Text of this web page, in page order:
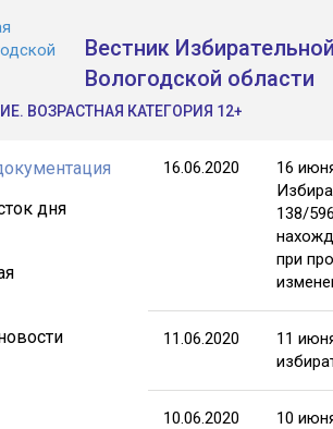
Вестник
Вологодской области
ВОЗРАСТНАЯ КАТЕГОРИЯ 12+
дня
16.06.2020
16
138/
при
11.06.2020
11
10.06.2020
10